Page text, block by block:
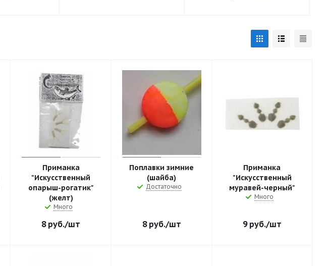
Приманка
"Искусственный
опарыш-рогатик"
(желт)
Много
8руб./шт
Поплавки зимние
(шайба)
Достаточно
8руб./шт
Приманка
"Искусственный
муравей-черный"
Много
9руб./шт